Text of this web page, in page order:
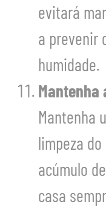
evitará
a prevenir
humidade.
Mantenha
limpeza
acúmulo
casa